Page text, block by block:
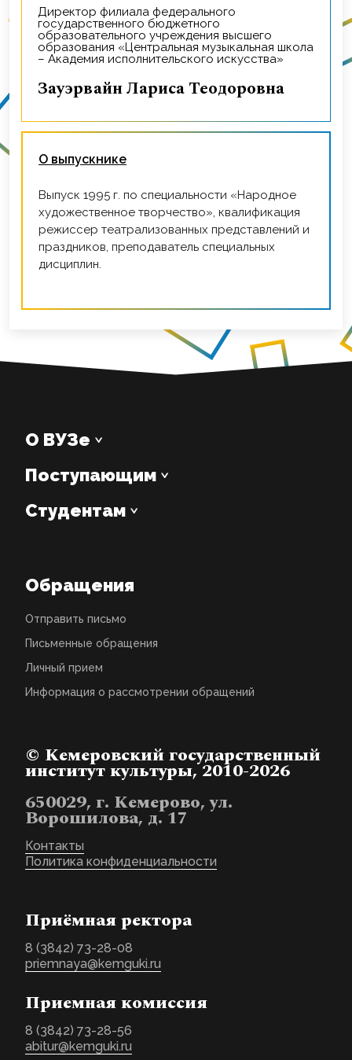
Директор филиала федерального
государственного бюджетного
образовательного учреждения высшего
образования «Центральная музыкальная школа
– Академия исполнительского искусства»
Зауэрвайн Лариса Теодоровна
О выпускнике
Выпуск 1995 г. по специальности «Народное
художественное творчество», квалификация
режиссер театрализованных представлений и
праздников, преподаватель специальных
дисциплин.
О ВУЗе
Поступающим
Студентам
Обращения
Отправить письмо
Письменные обращения
Личный прием
Информация о рассмотрении обращений
© Кемеровский государственный
институт культуры, 2010-2026
650029, г. Кемерово, ул.
Ворошилова, д. 17
Контакты
Политика конфиденциальности
Приёмная ректора
8 (3842) 73-28-08
priemnaya@kemguki.ru
Приемная комиссия
8 (3842) 73-28-56
abitur@kemguki.ru